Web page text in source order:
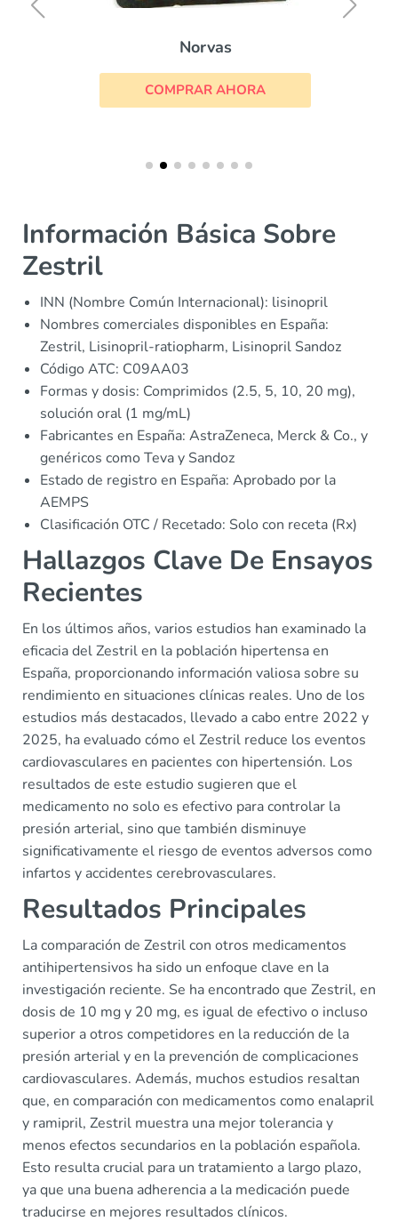
Norvas
COMPRAR AHORA
Información Básica Sobre
Zestril
INN (Nombre Común Internacional): lisinopril
Nombres comerciales disponibles en España:
Zestril, Lisinopril-ratiopharm, Lisinopril Sandoz
Código ATC: C09AA03
Formas y dosis: Comprimidos (2.5, 5, 10, 20 mg),
solución oral (1 mg/mL)
Fabricantes en España: AstraZeneca, Merck & Co., y
genéricos como Teva y Sandoz
Estado de registro en España: Aprobado por la
AEMPS
Clasificación OTC / Recetado: Solo con receta (Rx)
Hallazgos Clave De Ensayos
Recientes
En los últimos años, varios estudios han examinado la
eficacia del Zestril en la población hipertensa en
España, proporcionando información valiosa sobre su
rendimiento en situaciones clínicas reales. Uno de los
estudios más destacados, llevado a cabo entre 2022 y
2025, ha evaluado cómo el Zestril reduce los eventos
cardiovasculares en pacientes con hipertensión. Los
resultados de este estudio sugieren que el
medicamento no solo es efectivo para controlar la
presión arterial, sino que también disminuye
significativamente el riesgo de eventos adversos como
infartos y accidentes cerebrovasculares.
Resultados Principales
La comparación de Zestril con otros medicamentos
antihipertensivos ha sido un enfoque clave en la
investigación reciente. Se ha encontrado que Zestril, en
dosis de 10 mg y 20 mg, es igual de efectivo o incluso
superior a otros competidores en la reducción de la
presión arterial y en la prevención de complicaciones
cardiovasculares. Además, muchos estudios resaltan
que, en comparación con medicamentos como enalapril
y ramipril, Zestril muestra una mejor tolerancia y
menos efectos secundarios en la población española.
Esto resulta crucial para un tratamiento a largo plazo,
ya que una buena adherencia a la medicación puede
traducirse en mejores resultados clínicos.